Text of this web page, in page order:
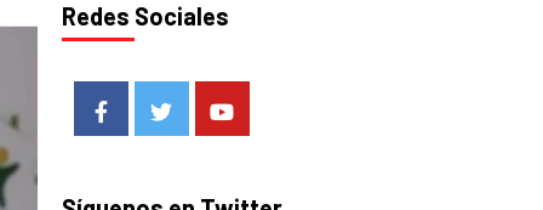
Redes Sociales
FacebookTwitterYoutube